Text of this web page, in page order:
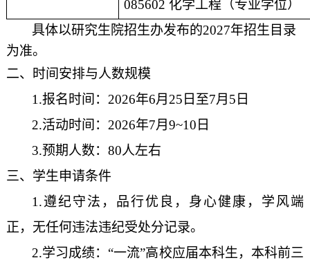
085602 化学工程 （专业学位）
具体以研究生院招生办发布的2027年招生目录
为准。
二、时间安排与人数规模
1.报名时间： 2026年6月 25 日至7月 5 日
2.活动时间： 2026年7月9~10 日
3.预期人数： 80人左右
三、学生申请条件
1.遵纪守法，品行优良， 身心健康，学风端
正， 无任何违法违纪受处分记录。
2.学习成绩：“一流”高校应届本科生， 本科前三